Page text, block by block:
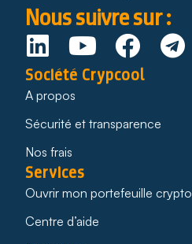
Nous suivre sur :
Société Crypcool
A propos
Sécurité et transparence
Nos frais
Services
Ouvrir mon portefeuille crypto
Centre d’aide